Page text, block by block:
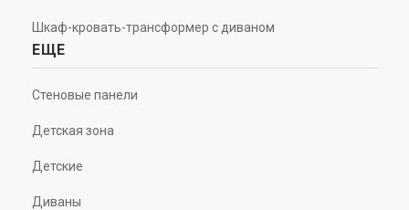
Шкаф-кровать-трансформер с диваном
ЕЩЕ
Стеновые панели
Детская зона
Детские
Диваны